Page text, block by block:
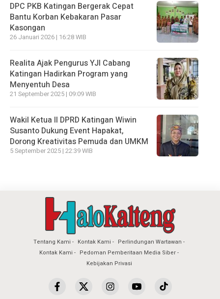
DPC PKB Katingan Bergerak Cepat
Bantu Korban Kebakaran Pasar
Kasongan
26 Januari 2026 | 16:28 WIB
Realita Ajak Pengurus YJI Cabang
Katingan Hadirkan Program yang
Menyentuh Desa
21 September 2025 | 09:09 WIB
Wakil Ketua II DPRD Katingan Wiwin
Susanto Dukung Event Hapakat,
Dorong Kreativitas Pemuda dan UMKM
5 September 2025 | 22:39 WIB
Tentang Kami Kontak Kami
Perlindungan Wartawan
Kontak Kami
Pedoman Pemberitaan Media Siber
Kebijakan Privasi